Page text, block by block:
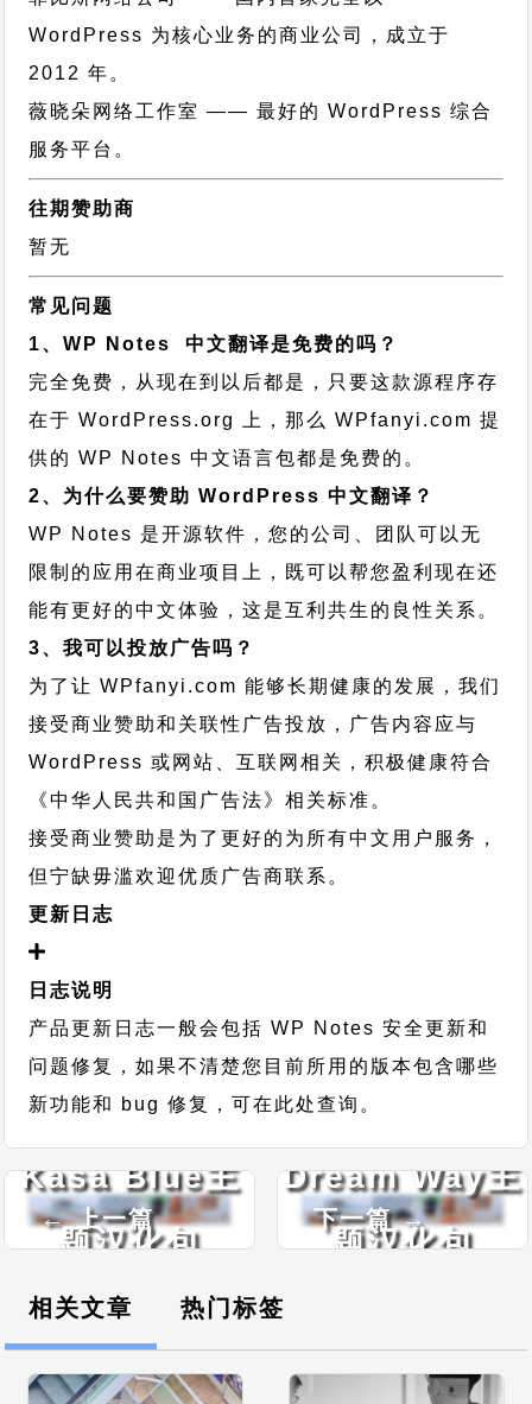
WordPress 为核心业务的商业公司，成立于
2012 年。
薇晓朵网络工作室 —— 最好的 WordPress 综合
服务平台。
往期赞助商
暂无
常见问题
1、WP Notes 中文翻译是免费的吗？
完全免费，从现在到以后都是，只要这款源程序存
在于 WordPress.org 上，那么 WPfanyi.com 提
供的 WP Notes 中文语言包都是免费的。
2、为什么要赞助 WordPress 中文翻译？
WP Notes 是开源软件，您的公司、团队可以无
限制的应用在商业项目上，既可以帮您盈利现在还
能有更好的中文体验，这是互利共生的良性关系。
3、我可以投放广告吗？
为了让 WPfanyi.com 能够长期健康的发展，我们
接受商业赞助和关联性广告投放，广告内容应与
WordPress 或网站、互联网相关，积极健康符合
《中华人民共和国广告法》相关标准。
接受商业赞助是为了更好的为所有中文用户服务，
但宁缺毋滥欢迎优质广告商联系。
更新日志
日志说明
产品更新日志一般会包括 WP Notes 安全更新和
问题修复，如果不清楚您目前所用的版本包含哪些
新功能和 bug 修复，可在此处查询。
← 上一篇
Kasa Blue主
题汉化包
下一篇 →
Dream Way主
题汉化包
相关文章 热门标签